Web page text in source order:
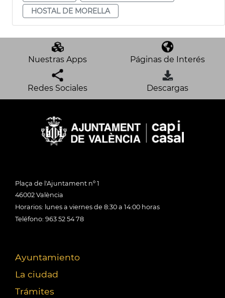
HOSTAL DE MORELLA
Nuestras Apps Páginas de Interés
Redes Sociales Descargas
Plaça de l'Ajuntament nº 1
46002 València
Horarios: lunes a viernes de 8:30 a 14:00 horas
Teléfono: 963 52 54 78
Ayuntamiento
La ciudad
Trámites